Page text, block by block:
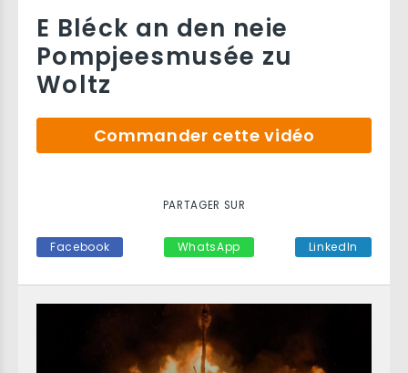
E Bléck an den neie
Pompjeesmusée zu
Woltz
Commander cette vidéo
PARTAGER SUR
Facebook WhatsApp LinkedIn